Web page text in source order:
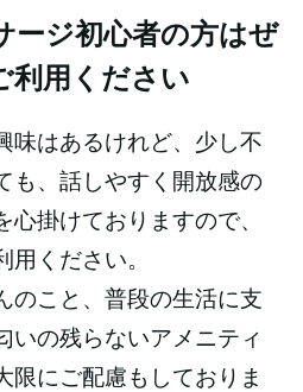
ージ初心者の方はぜ
利用ください
味はあるけれど、少し不
も、話しやすく開放感の
掛けておりますので、
ください。
のこと、普段の生活に支
いの残らないアメニティ
限にご配慮もしておりま